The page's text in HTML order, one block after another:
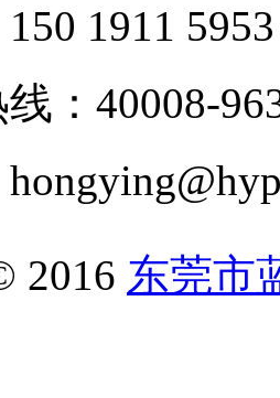
1911 5953
：40008-
2016 东莞市